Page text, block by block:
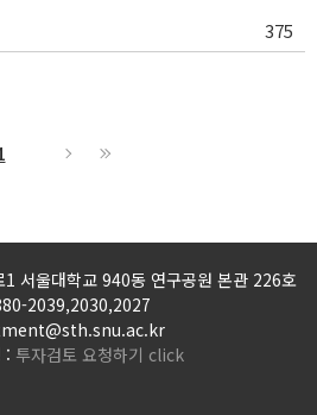
375
서울대학교 940동 연구공원 본관 226호
2039,2030,2027
: 투자검토 요청하기 click